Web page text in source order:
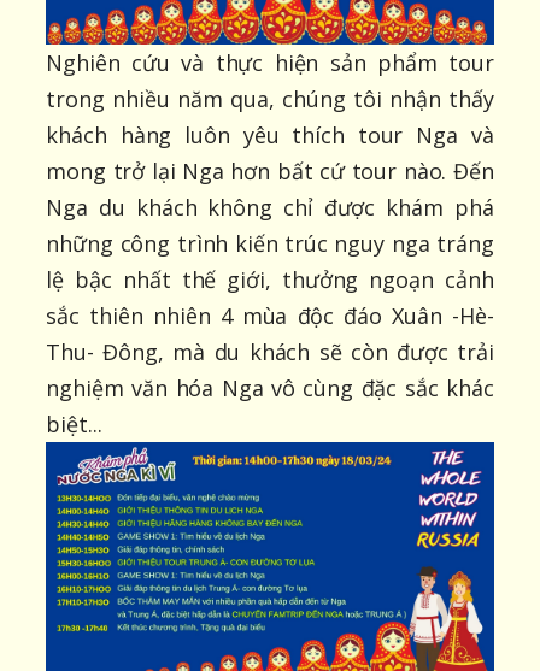
Nghiên cứu và thực hiện sản phẩm tour
trong nhiều năm qua, chúng tôi nhận thấy
khách hàng luôn yêu thích tour Nga và
mong trở lại Nga hơn bất cứ tour nào. Đến
Nga du khách không chỉ được khám phá
những công trình kiến trúc nguy nga tráng
lệ bậc nhất thế giới, thưởng ngoạn cảnh
sắc thiên nhiên 4 mùa độc đáo Xuân -Hè-
Thu- Đông, mà du khách sẽ còn được trải
nghiệm văn hóa Nga vô cùng đặc sắc khác
biệt...